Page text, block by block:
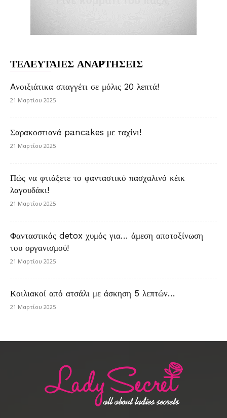
ΤΕΛΕΥΤΑΙΕΣ ΑΝΑΡΤΗΣΕΙΣ
Aνοιξιάτικα σπαγγέτι σε μόλις 20 λεπτά!
21 Μαρτίου 2025
Σαρακοστιανά pancakes με ταχίνι!
21 Μαρτίου 2025
Πώς να φτιάξετε το φανταστικό πασχαλινό κέικ
λαγουδάκι!
21 Μαρτίου 2025
Φανταστικός detox χυμός για… άμεση αποτοξίνωση
του οργανισμού!
21 Μαρτίου 2025
Κοιλιακοί από ατσάλι με άσκηση 5 λεπτών…
21 Μαρτίου 2025